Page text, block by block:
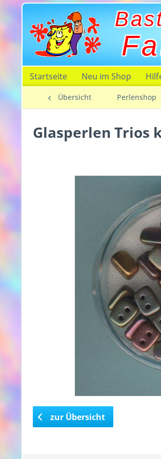
Startseite Neu im Shop
Übersicht Perlenshop
Glasperlen Trios
zur Übersicht